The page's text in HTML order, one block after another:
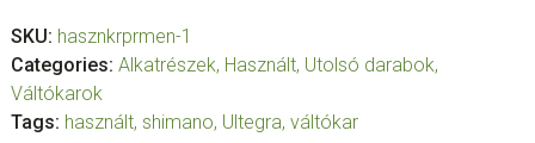
SKU: hasznkrprmen-1
Categories: Alkatrészek, Használt, Utolsó darabok,
Váltókarok
Tags: használt, shimano, Ultegra, váltókar